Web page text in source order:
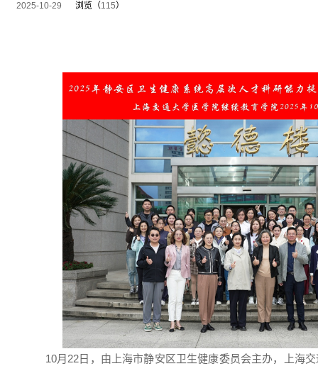
2025-10-29 浏览（115）
10月22日，由上海市静安区卫生健康委员会主办，上海